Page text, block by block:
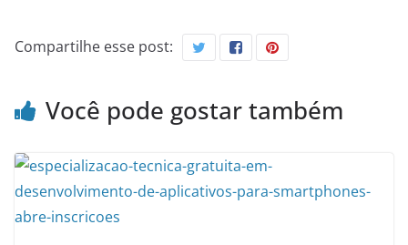
Compartilhe esse post:
Você pode gostar também